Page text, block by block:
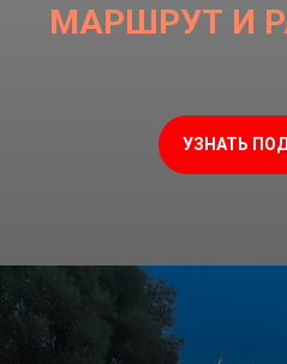
МАРШРУТ И
УЗНАТЬ